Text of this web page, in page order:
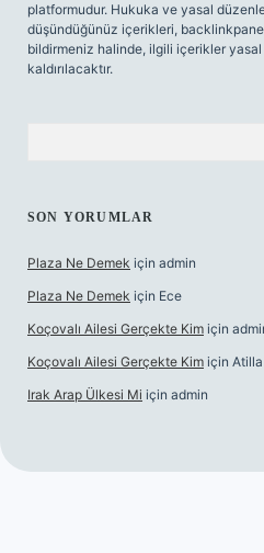
platformudur. Hukuka ve yasal
düşündüğünüz içerikleri,
bildirmeniz halinde, ilgili içerikler
kaldırılacaktır.
SON YORUMLAR
Plaza Ne Demek için admin
Plaza Ne Demek için Ece
Koçovalı Ailesi Gerçekte Kim için
Koçovalı Ailesi Gerçekte Kim için Atilla
Irak Arap Ülkesi Mi için admin